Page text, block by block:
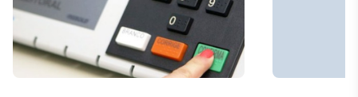
Crédito
Em breve